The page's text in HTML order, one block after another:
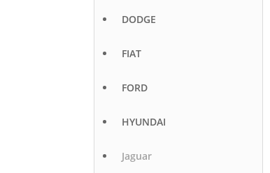
DODGE
FIAT
FORD
HYUNDAI
Jaguar